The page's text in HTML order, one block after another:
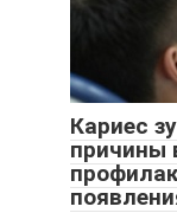
Кариес
причины